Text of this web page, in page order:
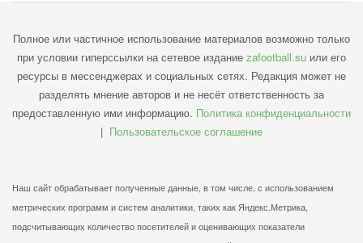
Полное или частичное использование материалов возможно только
при условии гиперссылки на сетевое издание zafootball.su или его
ресурсы в мессенджерах и социальных сетях. Редакция может не
разделять мнение авторов и не несёт ответственность за
предоставленную ими информацию. Политика конфиденциальности
| Пользовательское соглашение
Наш сайт обрабатывает полученные данные, в том числе, с использованием
метрических программ и систем аналитики, таких как Яндекс.Метрика,
подсчитывающих количество посетителей и оценивающих показатели